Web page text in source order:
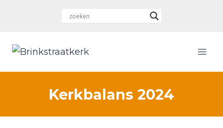
Kerkbalans 2024